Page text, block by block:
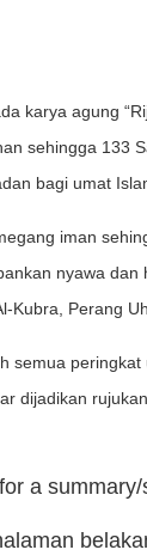
karya agung
sehingga 133
bagi umat
iman
nyawa
Kubra, Perang
semua
dijadikan
a